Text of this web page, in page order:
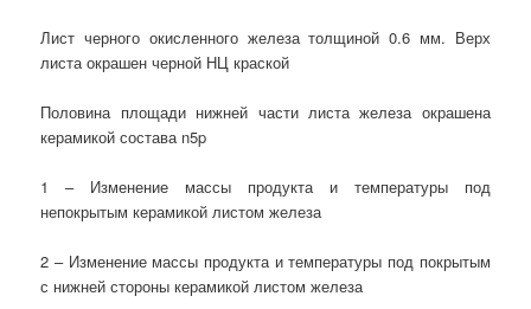
Лист черного окисленного железа толщиной 0.6 мм. Верх
листа окрашен черной НЦ краской
Половина площади нижней части листа железа окрашена
керамикой состава n5p
1 – Изменение массы продукта и температуры под
непокрытым керамикой листом железа
2 – Изменение массы продукта и температуры под покрытым
с нижней стороны керамикой листом железа